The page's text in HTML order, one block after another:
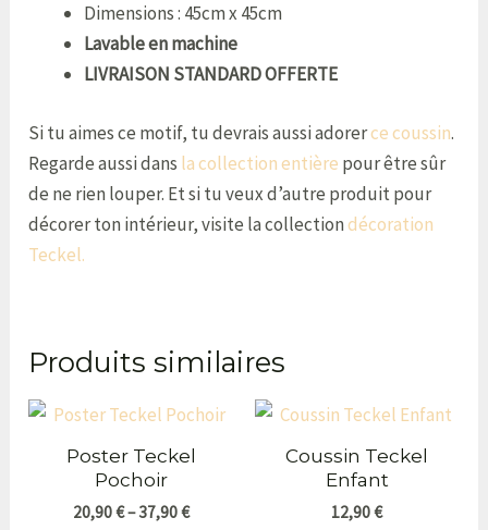
Dimensions : 45cm x 45cm
Lavable en machine
LIVRAISON STANDARD OFFERTE
Si tu aimes ce motif, tu devrais aussi adorerce coussin.
Regarde aussi dans la collection entière pour être sûr
de ne rien louper. Et si tu veux d’autre produit pour
décorer ton intérieur, visite la collectiondécoration
Teckel.
Produits similaires
Poster Teckel
Pochoir
20,90€–37,90€
Coussin Teckel
Enfant
12,90€